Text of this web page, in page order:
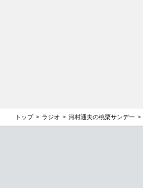
トップ ラジオ 河村通夫の桃栗サンデー